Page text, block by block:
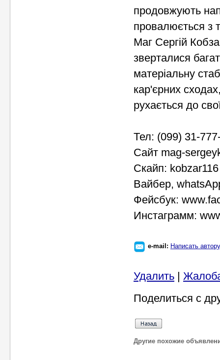
продовжують
провалюється з
Маг Сергій
зверталися
матеріальну
кар'єрних
рухається до
Тел: (099) 31-
Сайт mag-
Скайп: kobzar116
Вайбер,
Фейсбук:
Инстаграмм:
e-mail: Написать автору
Удалить |
Поделиться с
Другие похожие